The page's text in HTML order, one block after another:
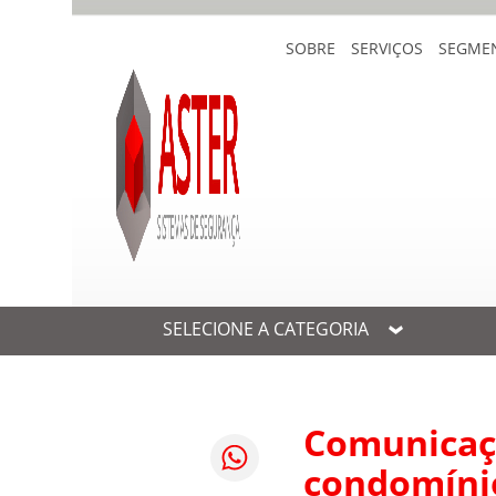
SOBRE SERVIÇOS
SELECIONE A CATEGORIA